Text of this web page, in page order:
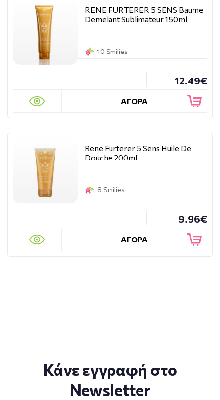
RENE FURTERER 5 SENS Baume
Demelant Sublimateur 150ml
10 Smilies
12.49€
ΑΓΟΡΑ
Rene Furterer 5 Sens Huile De
Douche 200ml
8 Smilies
9.96€
ΑΓΟΡΑ
Κάνε εγγραφή στο
Newsletter